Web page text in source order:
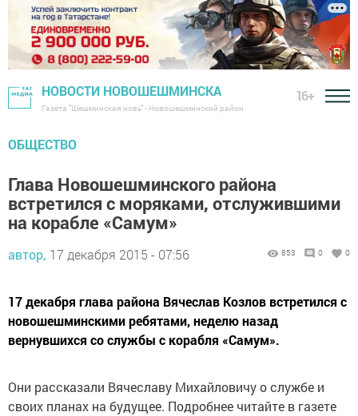
НОВОСТИ НОВОШЕШМИНСКА
Газета "Шешминская новь" - Новошешминский район
16+
ОБЩЕСТВО
Глава Новошешминского района
встретился с моряками, отслужившими
на корабле «Самум»
автор, 17 декабря 2015 - 07:56 853 0 0
17 декабря глава района Вячеслав Козлов встретился с
новошешминскими ребятами, неделю назад
вернувшихся со службы с корабля «Самум».
Они рассказали Вячеславу Михайловичу о службе и
своих планах на будущее. Подробнее читайте в газете